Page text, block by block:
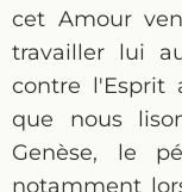
cet Amour
travailler lui
contre l'Esprit
que nous
Genèse, le
notamment